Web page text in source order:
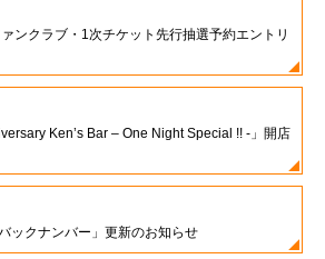
ンクラブ・1次チケット先行抽選予約エントリ
Ken’s Bar – One Night Special !! -」開店
ックナンバー」更新のお知らせ